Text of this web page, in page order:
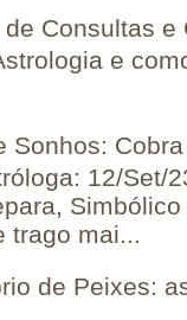
Consultas e
e
Sonhos: Cobra
12/Set/
trago mai...
de Peixes: